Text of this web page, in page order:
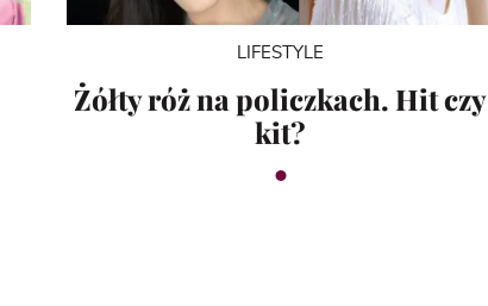
LIFESTYLE
Żółty róż na policzkach. Hit czy
kit?